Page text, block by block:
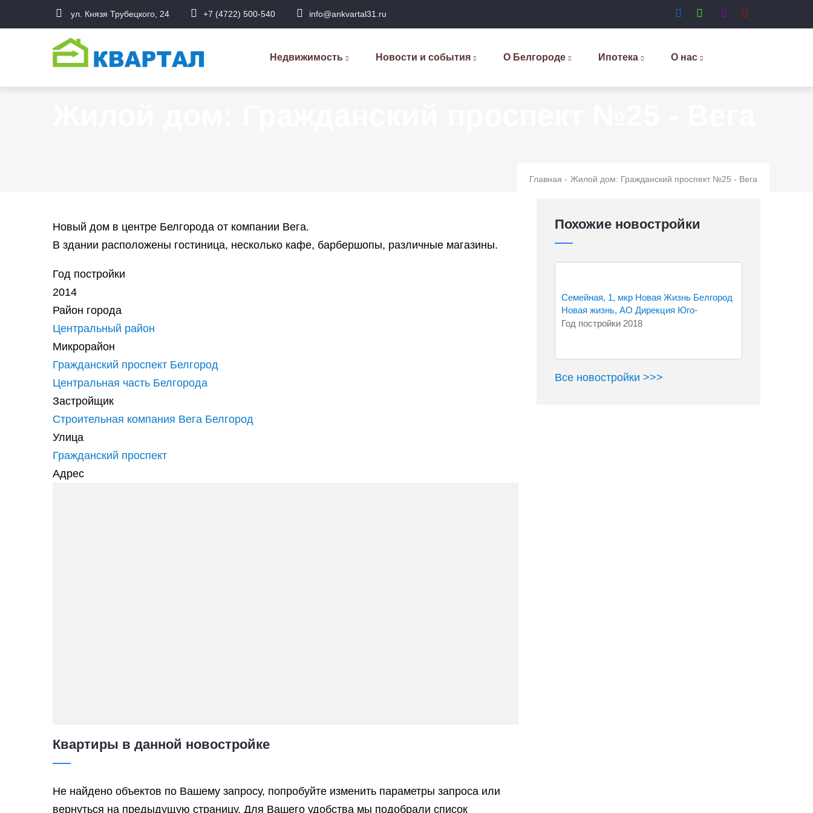
к
основному
содержанию
ул. Князя Трубецкого, 24 +7 (4722) 500-540 info@ankvartal31.ru
навигация
Недвижимость Новости и события О Белгороде Ипотека О нас
Главная - Жилой дом: Гражданский проспект №25 - Вега
Новый дом в центре Белгорода от компании Вега.
В здании расположены гостиница, несколько кафе, барбершопы, различные магазины.
Год постройки
2014
Район города
Центральный район
Микрорайон
Гражданский проспект Белгород
Центральная часть Белгорода
Застройщик
Строительная компания Вега Белгород
Улица
Гражданский проспект
Адрес
Квартиры в данной новостройке
Не найдено объектов по Вашему запросу, попробуйте изменить параметры запроса или
вернуться на предыдущую страницу. Для Вашего удобства мы подобрали список
Похожие новостройки
Семейная, 1, мкр Новая Жизнь Белгород
Новая жизнь, АО Дирекция Юго-
Западного района
Год постройки 2018
Все новостройки >>>